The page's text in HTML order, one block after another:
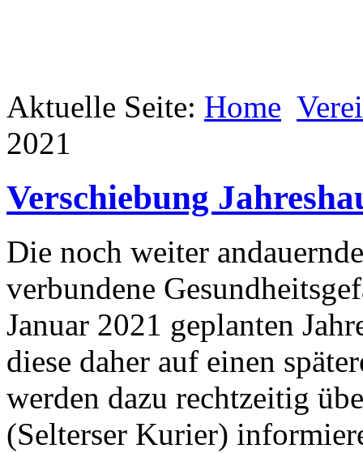
Aktuelle Seite: Home
2021
Verschiebung
Die noch weiter
verbundene
Januar 2021 geplanten
diese daher auf einen
werden dazu rechtzeitig
(Selterser Kurier)